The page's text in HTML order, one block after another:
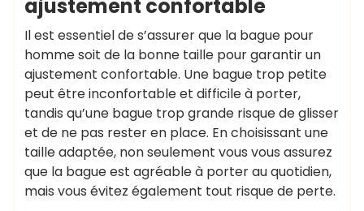
ajustement confortable
Il est essentiel de s’assurer que la bague pour
homme soit de la bonne taille pour garantir un
ajustement confortable. Une bague trop petite
peut être inconfortable et difficile à porter,
tandis qu’une bague trop grande risque de glisser
et de ne pas rester en place. En choisissant une
taille adaptée, non seulement vous vous assurez
que la bague est agréable à porter au quotidien,
mais vous évitez également tout risque de perte.